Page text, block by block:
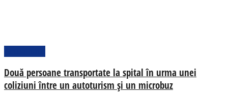
Două persoane transportate la spital în urma unei
coliziuni între un autoturism și un microbuz